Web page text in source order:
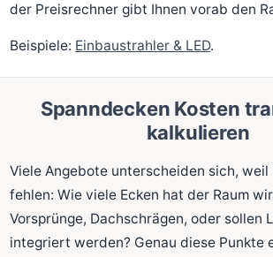
der Preisrechner gibt Ihnen vorab den
Beispiele: Einbaustrahler & LED.
Spanndecken Kosten
kalkulieren
Viele Angebote unterscheiden sich,
fehlen: Wie viele Ecken hat der Raum
Vorsprünge, Dachschrägen, oder sollen
integriert werden? Genau diese Punkte